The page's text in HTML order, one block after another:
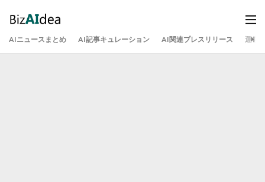
AIニュースまとめ AI記事キュレーション AI関連プレスリリース 運営